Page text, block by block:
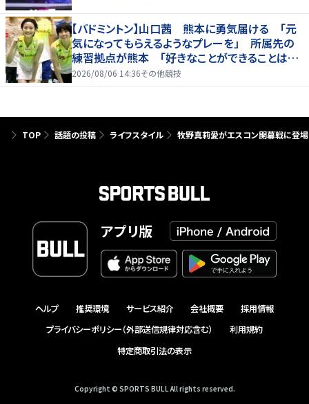
【バドミントン】山口茜 熊本に勇気届ける 「元
気になってもらえるようなプレーを」 所属先の
練習拠点が熊本 「好きなことができることは当
たり前じゃない」
2026/08/06 14:36その他競技
TOP 話題の投稿 ライフスタイル 牧野真莉愛がエスコン開幕戦に登場
アプリ版
ヘルプ 推奨環境 サービス紹介 会社概要
採用情報
プライバシーポリシー（外部送信規律対応含む）
利用規約
特定商取引法の表示
Copyright © SPORTS BULL All rights reserved.